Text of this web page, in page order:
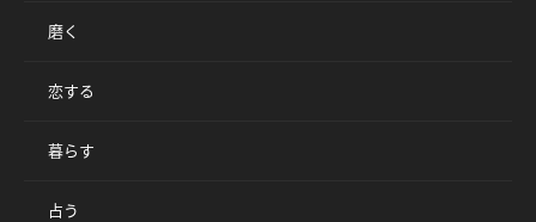
磨く
恋する
暮らす
占う